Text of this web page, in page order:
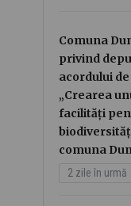
Comuna
privind
acordului
„Crearea
facilități
comuna
2 zile în urmă